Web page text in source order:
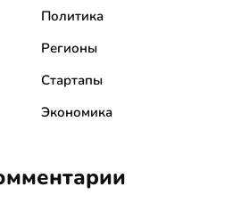
Политика
Регионы
Стартапы
Экономика